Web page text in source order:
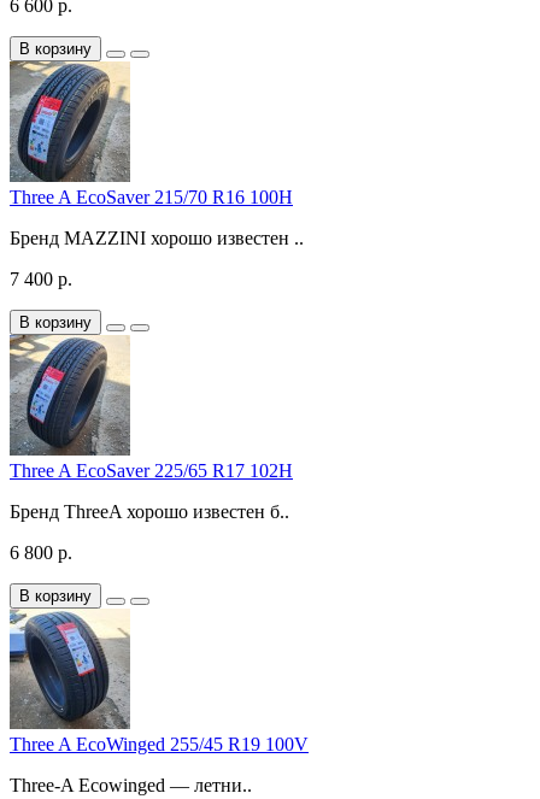
6 600 р.
В корзину
Three A EcoSaver 215/70 R16 100H
Бренд MAZZINI хорошо известен ..
7 400 р.
В корзину
Three A EcoSaver 225/65 R17 102H
Бренд ThreeA хорошо известен б..
6 800 р.
В корзину
Three A EcoWinged 255/45 R19 100V
Three-A Ecowinged — летни..